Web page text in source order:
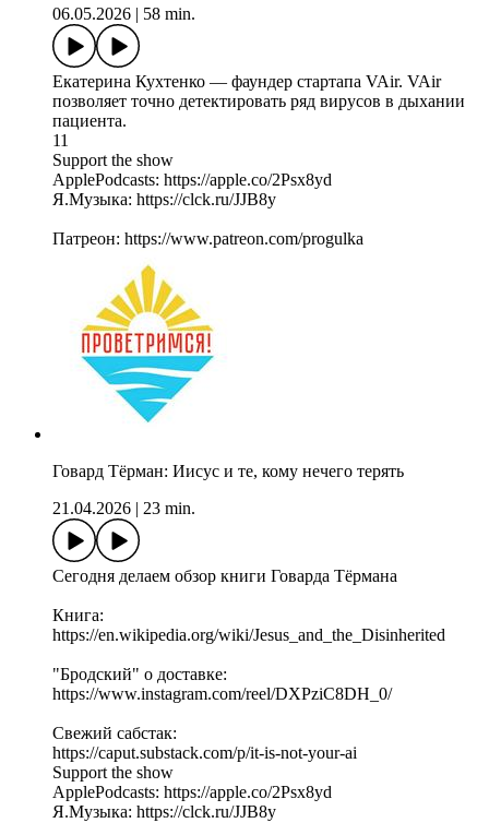
06.05.2026
58 min.
Екатерина Кухтенко — фаундер стартапа VAir. VAir
позволяет точно детектировать ряд вирусов в дыхании
пациента.
11
Support the show
ApplePodcasts: https://apple.co/2Psx8yd
Я.Музыка: https://clck.ru/JJB8y
Патреон: https://www.patreon.com/progulka
Говард Tёрман: Иисус и те, кому нечего терять
21.04.2026
23 min.
Сегодня делаем обзор книги Говарда Тёрмана
Книга:
https://en.wikipedia.org/wiki/Jesus_and_the_Disinherited
"Бродский" о доставке:
https://www.instagram.com/reel/DXPziC8DH_0/
Свежий сабстак:
https://caput.substack.com/p/it-is-not-your-ai
Support the show
ApplePodcasts: https://apple.co/2Psx8yd
Я.Музыка: https://clck.ru/JJB8y